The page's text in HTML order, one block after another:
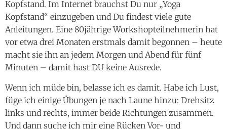
vor etwa drei Monaten erstmals damit begonnen – heute
macht sie ihn an jedem Morgen und Abend für fünf
Minuten – damit hast DU keine Ausrede.
Wenn ich müde bin, belasse ich es damit. Habe ich Lust,
füge ich einige Übungen je nach Laune hinzu: Drehsitz
Und dann suche ich mir eine Rücken Vor- und
Rückbeuge aus. Das dauert zusammen keine fünf
Minuten. Vorher habe ich mich bereits „bettfertig“
gemacht. Dann kann ich nach meiner Phase der